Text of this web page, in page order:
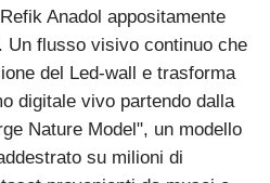
Anadol appositamente
Un flusso visivo continuo che
del Led-wall e trasforma
digitale vivo partendo dalla
Nature Model", un modello
su milioni di